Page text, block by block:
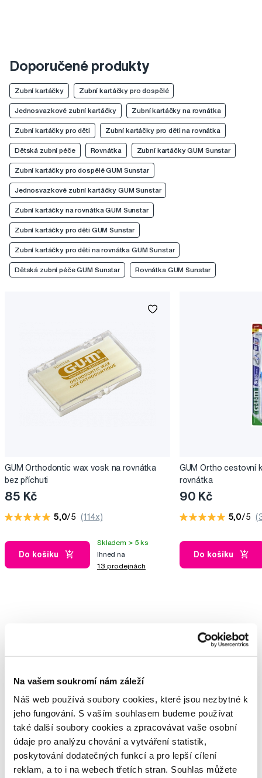
Na vašem soukromí nám záleží
Náš web používá soubory cookies, které jsou nezbytné k
jeho fungování. S vaším souhlasem budeme používat
také další soubory cookies a zpracovávat vaše osobní
údaje pro analýzu chování a vytváření statistik,
poskytování dodatečných funkcí a pro lepší cílení
reklam, a to i na webech třetích stran. Souhlas můžete
Doporučené produkty
Zubní kartáčky Zubní kartáčky pro dospělé
Jednosvazkové zubní kartáčky Zubní kartáčky na rovnátka
Zubní kartáčky pro děti Zubní kartáčky pro děti na rovnátka
Dětská zubní péče Rovnátka Zubní kartáčky GUM Sunstar
Zubní kartáčky pro dospělé GUM Sunstar
Jednosvazkové zubní kartáčky GUM Sunstar
Zubní kartáčky na rovnátka GUM Sunstar
Zubní kartáčky pro děti GUM Sunstar
Zubní kartáčky pro děti na rovnátka GUM Sunstar
Dětská zubní péče GUM Sunstar Rovnátka GUM Sunstar
GUM Orthodontic wax vosk na rovnátka
bez příchuti
85 Kč
5,0/5 (114x)
Do košíku
Skladem > 5 ks
Ihned na
13 prodejnách
GUM Ortho cestovní
rovnátka
90 Kč
5,0/5
Do košíku
Bolest zubů při jídle
Kurt
Zubní kámen
Veronika